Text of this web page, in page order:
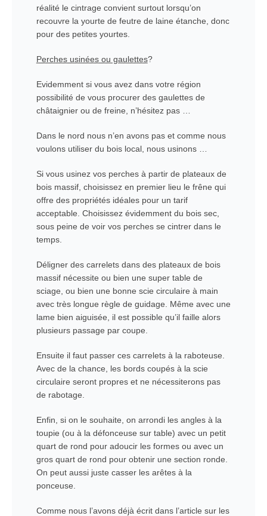
réalité le cintrage convient surtout lorsqu’on
recouvre la yourte de feutre de laine étanche, donc
pour des petites yourtes.
Perches usinées ou gaulettes?
Evidemment si vous avez dans votre région
possibilité de vous procurer des gaulettes de
châtaignier ou de freine, n’hésitez pas …
Dans le nord nous n’en avons pas et comme nous
voulons utiliser du bois local, nous usinons …
Si vous usinez vos perches à partir de plateaux de
bois massif, choisissez en premier lieu le frêne qui
offre des propriétés idéales pour un tarif
acceptable. Choisissez évidemment du bois sec,
sous peine de voir vos perches se cintrer dans le
temps.
Déligner des carrelets dans des plateaux de bois
massif nécessite ou bien une super table de
sciage, ou bien une bonne scie circulaire à main
avec très longue règle de guidage. Même avec une
lame bien aiguisée, il est possible qu’il faille alors
plusieurs passage par coupe.
Ensuite il faut passer ces carrelets à la raboteuse.
Avec de la chance, les bords coupés à la scie
circulaire seront propres et ne nécessiterons pas
de rabotage.
Enfin, si on le souhaite, on arrondi les angles à la
toupie (ou à la défonceuse sur table) avec un petit
quart de rond pour adoucir les formes ou avec un
gros quart de rond pour obtenir une section ronde.
On peut aussi juste casser les arêtes à la
ponceuse.
Comme nous l’avons déjà écrit dans l’article sur les